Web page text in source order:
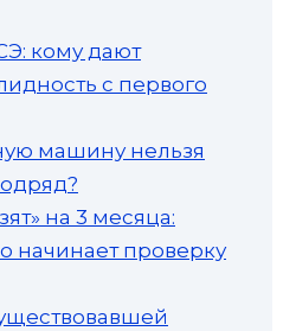
кому дают
с первого
машину нельзя
на 3 месяца:
начинает проверку